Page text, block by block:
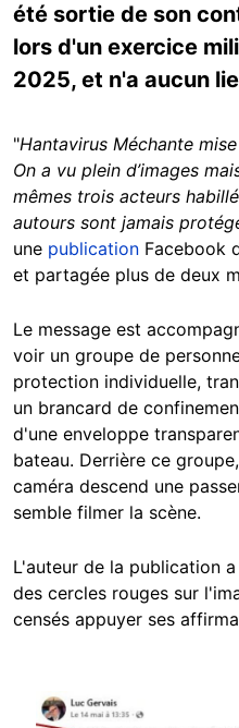
été sortie de son
lors d'un exercice
2025, et n'a aucun
"Hantavirus Méchante
On a vu plein d’images
mêmes trois acteurs
autours sont jamais
une publication Facebook
et partagée plus de deux
Le message est
voir un groupe de
protection individuelle,
un brancard de
d'une enveloppe
bateau. Derrière ce
caméra descend une
semble filmer la scène.
L'auteur de la publication
des cercles rouges sur
censés appuyer ses
Image